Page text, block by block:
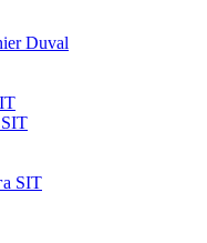
Duval
SIT